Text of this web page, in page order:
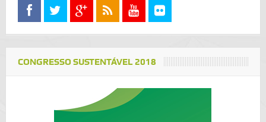
CONGRESSO SUSTENTÁVEL 2018